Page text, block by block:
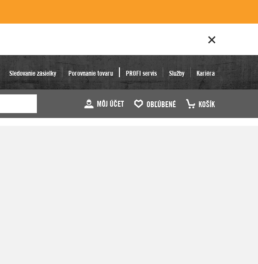
Sledovanie zásielky Porovnanie tovaru PROFI servis Služby Kariéra
MÔJ ÚČET OBĽÚBENÉ KOŠÍK